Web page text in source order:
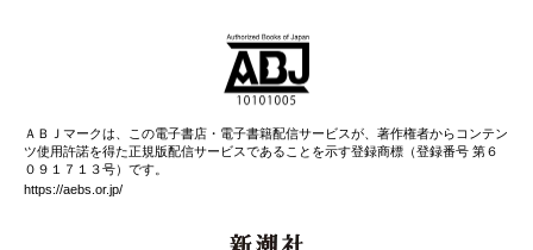
ＡＢＪマークは、この電子書店・電子書籍配信サービスが、著作権者からコンテン
ツ使用許諾を得た正規版配信サービスであることを示す登録商標（登録番号 第６
０９１７１３号）です。
https://aebs.or.jp/